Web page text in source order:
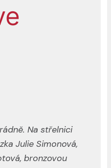
Na střelnici
Julie Simonová,
bronzovou